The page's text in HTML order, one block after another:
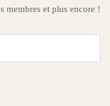
membres et plus encore !